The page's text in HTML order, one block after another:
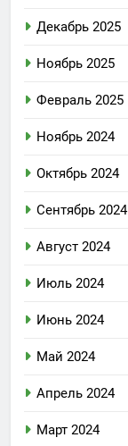
Декабрь 2025
Ноябрь 2025
Февраль 2025
Ноябрь 2024
Октябрь 2024
Сентябрь 2024
Август 2024
Июль 2024
Июнь 2024
Май 2024
Апрель 2024
Март 2024